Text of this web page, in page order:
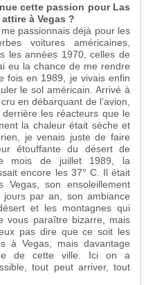
cette passion pour Las
à Vegas ?
passionnais déjà pour les
voitures américaines,
les années 1970, celles de
eu la chance de me rendre
fois en 1989, je vivais enfin
le sol américain. Arrivé à
en débarquant de l’avion,
les réacteurs que le
la chaleur était sèche et
je venais juste de faire
étouffante du désert de
mois de juillet 1989, la
encore les 37° C. Il était
Vegas, son ensoleillement
par an, son ambiance
et les montagnes qui
vous paraître bizarre, mais
pas dire que ce soit les
à Vegas, mais davantage
de cette ville. Ici on a
tout peut arriver, tout